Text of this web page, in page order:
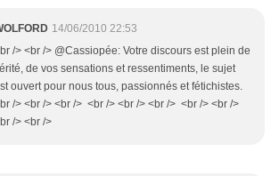
14/06/2010 22:53
/> <br /> @Cassiopée: Votre discours est plein de
de vos sensations et ressentiments, le sujet
ouvert pour nous tous, passionnés et fétichistes.
/> <br /> <br /> <br /> <br /> <br /> <br /> <br />
/> <br />